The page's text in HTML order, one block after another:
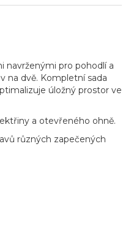
navrženými pro pohodlí a
na dvě. Kompletní sada
úložný prostor ve
a otevřeného ohně.
různých zapečených